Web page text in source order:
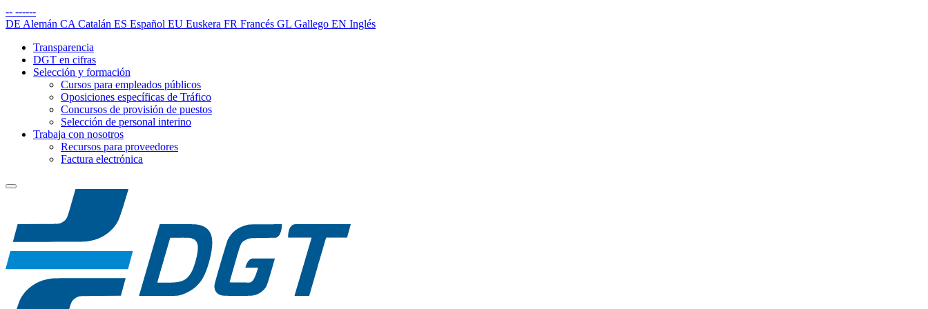
-- ------
DE Alemán CA Catalán ES Español EU Euskera FR Francés GL Gallego EN Inglés
Transparencia
DGT en cifras
Selección y formación
Cursos para empleados públicos
Oposiciones específicas de Tráfico
Concursos de provisión de puestos
Selección de personal interino
Trabaja con nosotros
Recursos para proveedores
Factura electrónica